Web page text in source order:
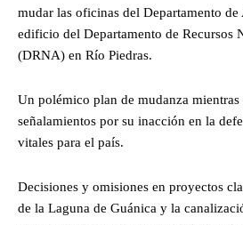
mudar las oficinas del Departamento
edificio del Departamento de Recursos
(DRNA) en Río Piedras.
Un polémico plan de mudanza mientras
señalamientos por su inacción en la
vitales para el país.
Decisiones y omisiones en proyectos
de la Laguna de Guánica y la